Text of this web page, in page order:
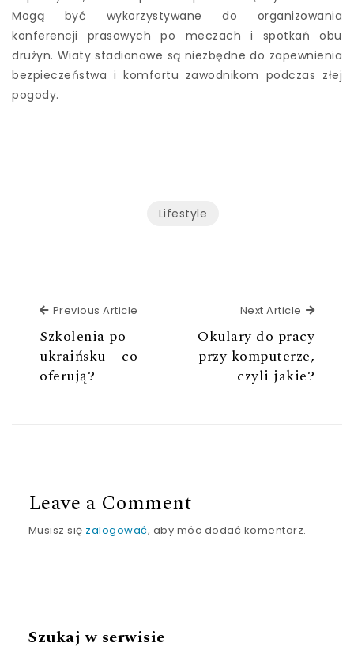
Mogą być wykorzystywane do organizowania
konferencji prasowych po meczach i spotkań obu
drużyn. Wiaty stadionowe są niezbędne do zapewnienia
bezpieczeństwa i komfortu zawodnikom podczas złej
pogody.
Lifestyle
Previous Article
Szkolenia po
ukraińsku – co
oferują?
Next Article Next
Okulary do pracy
przy komputerze,
czyli jakie?
Leave a Comment
Musisz się zalogować, aby móc dodać komentarz.
Szukaj w serwisie